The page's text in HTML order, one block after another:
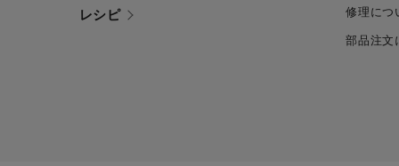
レシピ 修理につ
部品注文